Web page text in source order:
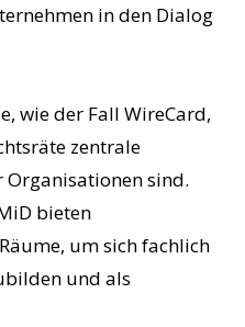
in den Dialog
wie der Fall WireCard,
zentrale
sind.
bieten
um sich fachlich
und als